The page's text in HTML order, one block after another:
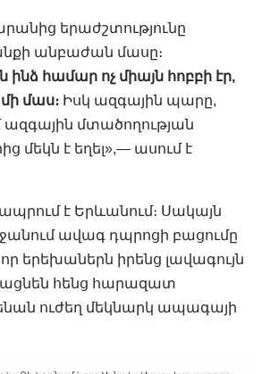
երաժշտությունը
անբաժան մասը։
ինձ համար ոչ միայն հոբբի էր,
մաս։ Իսկ ազգային պարը,
ազգային մտածողության
մեկն է եղել»,— ասում է
է Երևանում։ Սակայն
ավագ դպրոցի բացումը
երեխաներն իրենց լավագույն
հենց հարազատ
ուժեղ մեկնարկ ապագայի